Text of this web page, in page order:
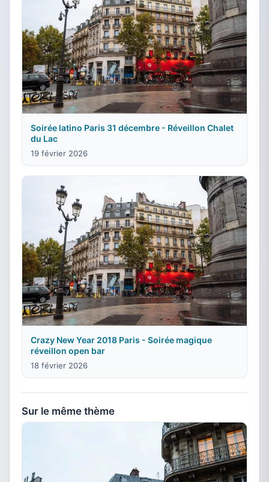
Soirée latino Paris 31 décembre - Réveillon Chalet
du Lac
19 février 2026
Crazy New Year 2018 Paris - Soirée magique
réveillon open bar
18 février 2026
Sur le même thème